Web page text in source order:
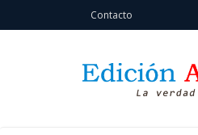
Contacto